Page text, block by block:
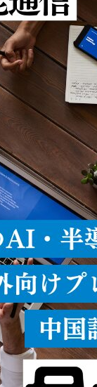
き、
化でき
オプシ
、長
するこ
バイス
で届く